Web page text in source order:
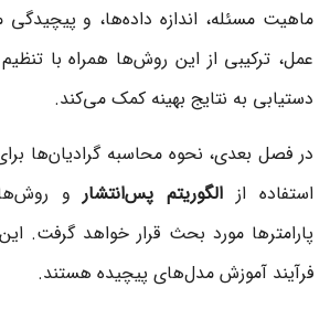
ماهیت مسئله، اندازه داده‌ها، و
عمل، ترکیبی از این روش‌ها همراه با تنظیم
دستیابی به نتایج بهینه کمک می‌کند.
در فصل بعدی، نحوه محاسبه گرادیان‌ها
استفاده از الگوریتم پس‌انتشارو
پارامترها مورد بحث قرار خواهد گرفت.
فرآیند آموزش مدل‌های پیچیده هستند.